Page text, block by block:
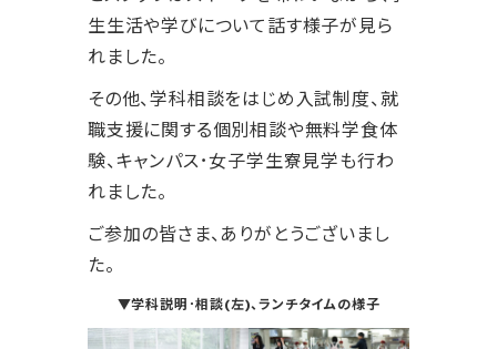
生生活や学びについて話す様子が見ら
れました。
その他、学科相談をはじめ入試制度、就
職支援に関する個別相談や無料学食体
験、キャンパス･女子学生寮見学も行わ
れました。
ご参加の皆さま、ありがとうございまし
た。
▼学科説明･相談(左)、ランチタイムの様子